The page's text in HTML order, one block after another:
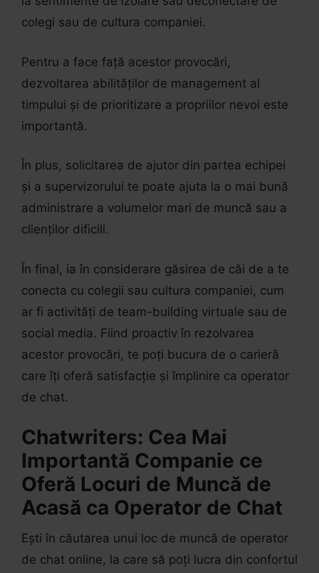
colegi sau de cultura companiei.
Pentru a face față acestor provocări,
dezvoltarea abilităților de management al
timpului și de prioritizare a propriilor nevoi este
importantă.
În plus, solicitarea de ajutor din partea echipei
și a supervizorului te poate ajuta la o mai bună
administrare a volumelor mari de muncă sau a
clienților dificili.
În final, ia în considerare găsirea de căi de a te
conecta cu colegii sau cultura companiei, cum
ar fi activități de team-building virtuale sau de
social media. Fiind proactiv în rezolvarea
acestor provocări, te poți bucura de o carieră
care îți oferă satisfacție și împlinire ca operator
de chat.
Chatwriters: Cea Mai
Importantă Companie ce
Oferă Locuri de Muncă de
Acasă ca Operator de Chat
Ești în căutarea unui loc de muncă de operator
de chat online, la care să poți lucra din confortul